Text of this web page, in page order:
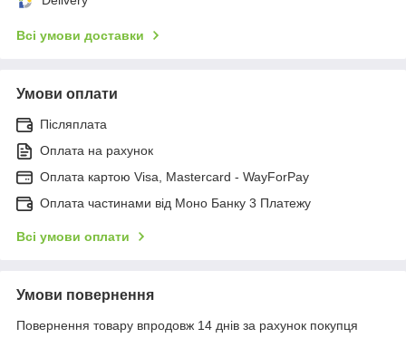
Всі умови доставки
Умови оплати
Післяплата
Оплата на рахунок
Оплата картою Visa, Mastercard - WayForPay
Оплата частинами від Моно Банку 3 Платежу
Всі умови оплати
Умови повернення
Повернення товару впродовж 14 днів за рахунок покупця